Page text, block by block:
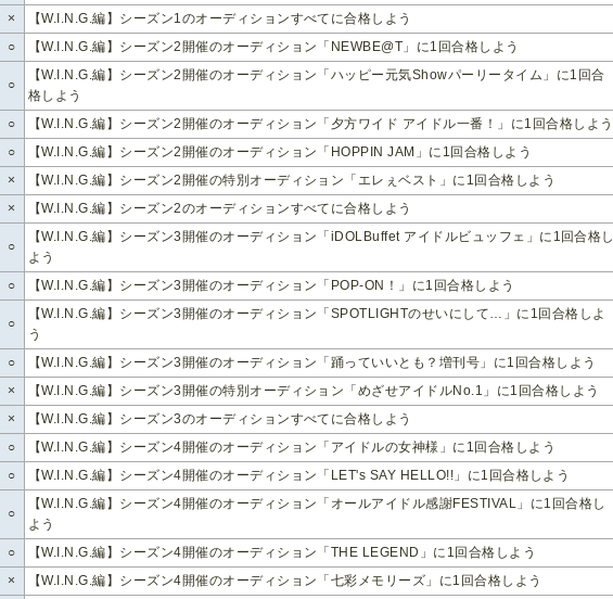
× 【W.I.N.G.編】シーズン1のオーディションすべてに合格しよう
○
【W.I.N.G.編】シーズン2開催のオーディション「NEWBE@T」に1回合格しよう
○
【W.I.N.G.編】シーズン2開催のオーディション「ハッピー元気Showパーリータイム」に1回合
格しよう
○ 【W.I.N.G.編】シーズン2開催のオーディション「夕方ワイド アイドル一番！」に1回合格しよう
○
【W.I.N.G.編】シーズン2開催のオーディション「HOPPIN JAM」に1回合格しよう
×
【W.I.N.G.編】シーズン2開催の特別オーディション「エレぇベスト」に1回合格しよう
×
【W.I.N.G.編】シーズン2のオーディションすべてに合格しよう
○
【W.I.N.G.編】シーズン3開催のオーディション「iDOLBuffet アイドルビュッフェ」に1回合格し
よう
○ 【W.I.N.G.編】シーズン3開催のオーディション「POP-ON！」に1回合格しよう
○
【W.I.N.G.編】シーズン3開催のオーディション「SPOTLIGHTのせいにして…」に1回合格しよ
う
○ 【W.I.N.G.編】シーズン3開催のオーディション「踊っていいとも？増刊号」に1回合格しよう
×
【W.I.N.G.編】シーズン3開催の特別オーディション「めざせアイドルNo.1」に1回合格しよう
×
【W.I.N.G.編】シーズン3のオーディションすべてに合格しよう
○
【W.I.N.G.編】シーズン4開催のオーディション「アイドルの女神様」に1回合格しよう
○
【W.I.N.G.編】シーズン4開催のオーディション「LET's SAY HELLO!!」に1回合格しよう
○
【W.I.N.G.編】シーズン4開催のオーディション「オールアイドル感謝FESTIVAL」に1回合格し
よう
○ 【W.I.N.G.編】シーズン4開催のオーディション「THE LEGEND」に1回合格しよう
×
【W.I.N.G.編】シーズン4開催のオーディション「七彩メモリーズ」に1回合格しよう